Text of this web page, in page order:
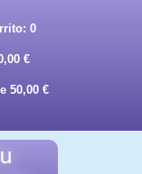
0
€
50,00 €